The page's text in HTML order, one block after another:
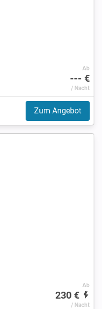
Ab
--- €
/ Nacht
Zum Angebot
Ab
230 €
/ Nacht